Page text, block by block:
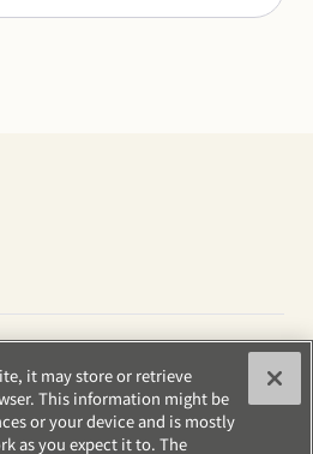
it may store or retrieve
This information might be
or your device and is mostly
as you expect it to. The